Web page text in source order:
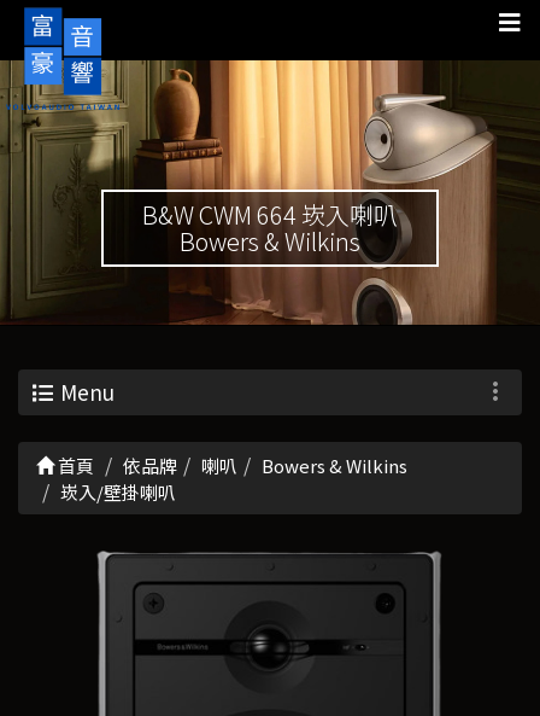
B&W CWM 664 崁入喇叭
Bowers & Wilkins
Menu
首頁 依品牌 喇叭
Bowers & Wilkins
崁入/壁掛喇叭